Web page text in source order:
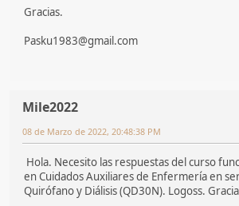
Gracias.
Pasku1983@gmail.com
Mile2022
08 de Marzo de 2022, 20:48:38 PM
Hola. Necesito las respuestas del curso
en Cuidados Auxiliares de Enfermería en
Quirófano y Diálisis (QD30N). Logoss.